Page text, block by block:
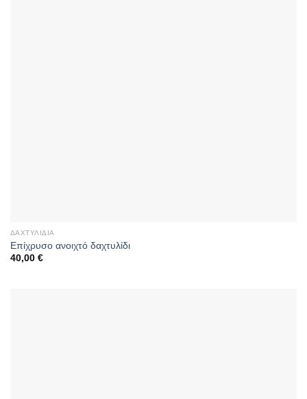
ΔΑΧΤΥΛΊΔΙΑ
Επίχρυσο ανοιχτό δαχτυλίδι
40,00 €